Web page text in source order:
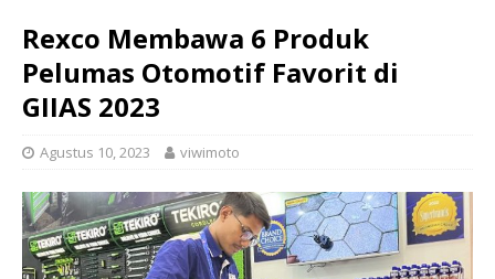
Rexco Membawa 6 Produk
Pelumas Otomotif Favorit di
GIIAS 2023
Agustus 10, 2023 viwimoto